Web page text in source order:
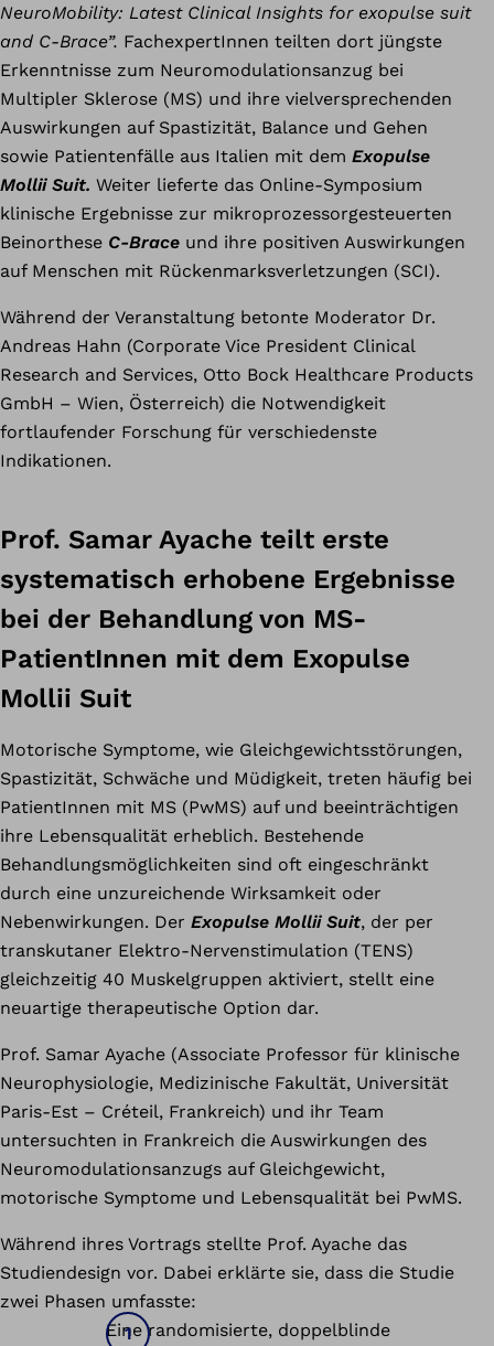
NeuroMobility: Latest Clinical Insights for exopulse suit
and C-Brace”. FachexpertInnen teilten dort jüngste
Erkenntnisse zum Neuromodulationsanzug bei
Multipler Sklerose (MS) und ihre vielversprechenden
Auswirkungen auf Spastizität, Balance und Gehen
sowie Patientenfälle aus Italien mit dem Exopulse
Mollii Suit. Weiter lieferte das Online-Symposium
klinische Ergebnisse zur mikroprozessorgesteuerten
Beinorthese C-Brace und ihre positiven Auswirkungen
auf Menschen mit Rückenmarksverletzungen (SCI).
Während der Veranstaltung betonte Moderator Dr.
Andreas Hahn (Corporate Vice President Clinical
Research and Services, Otto Bock Healthcare Products
GmbH – Wien, Österreich) die Notwendigkeit
fortlaufender Forschung für verschiedenste
Indikationen.
Prof. Samar Ayache teilt erste
systematisch erhobene Ergebnisse
bei der Behandlung von MS-
PatientInnen mit dem Exopulse
Mollii Suit
Motorische Symptome, wie Gleichgewichtsstörungen,
Spastizität, Schwäche und Müdigkeit, treten häufig bei
PatientInnen mit MS (PwMS) auf und beeinträchtigen
ihre Lebensqualität erheblich. Bestehende
Behandlungsmöglichkeiten sind oft eingeschränkt
durch eine unzureichende Wirksamkeit oder
Nebenwirkungen. Der Exopulse Mollii Suit, der per
transkutaner Elektro-Nervenstimulation (TENS)
gleichzeitig 40 Muskelgruppen aktiviert, stellt eine
neuartige therapeutische Option dar.
Prof. Samar Ayache (Associate Professor für klinische
Neurophysiologie, Medizinische Fakultät, Universität
Paris-Est – Créteil, Frankreich) und ihr Team
untersuchten in Frankreich die Auswirkungen des
Neuromodulationsanzugs auf Gleichgewicht,
motorische Symptome und Lebensqualität bei PwMS.
Während ihres Vortrags stellte Prof. Ayache das
Studiendesign vor. Dabei erklärte sie, dass die Studie
zwei Phasen umfasste:
Eine randomisierte, doppelblinde